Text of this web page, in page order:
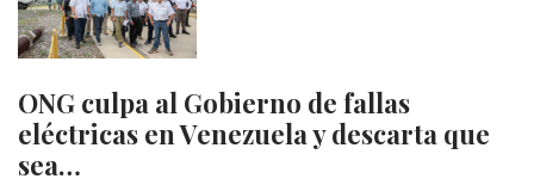
ONG culpa al Gobierno de fallas
eléctricas en Venezuela y descarta que
sea…